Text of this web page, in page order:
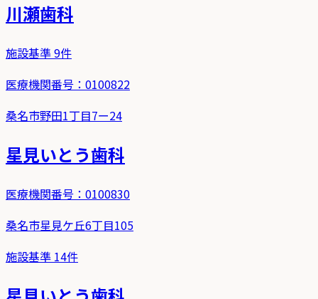
川瀬歯科
施設基準9件
医療機関番号： 0100822
桑名市野田1丁目7ー24
星見いとう歯科
医療機関番号： 0100830
桑名市星見ケ丘6丁目105
施設基準 14件